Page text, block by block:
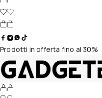
Prodotti in offerta fino al 30%